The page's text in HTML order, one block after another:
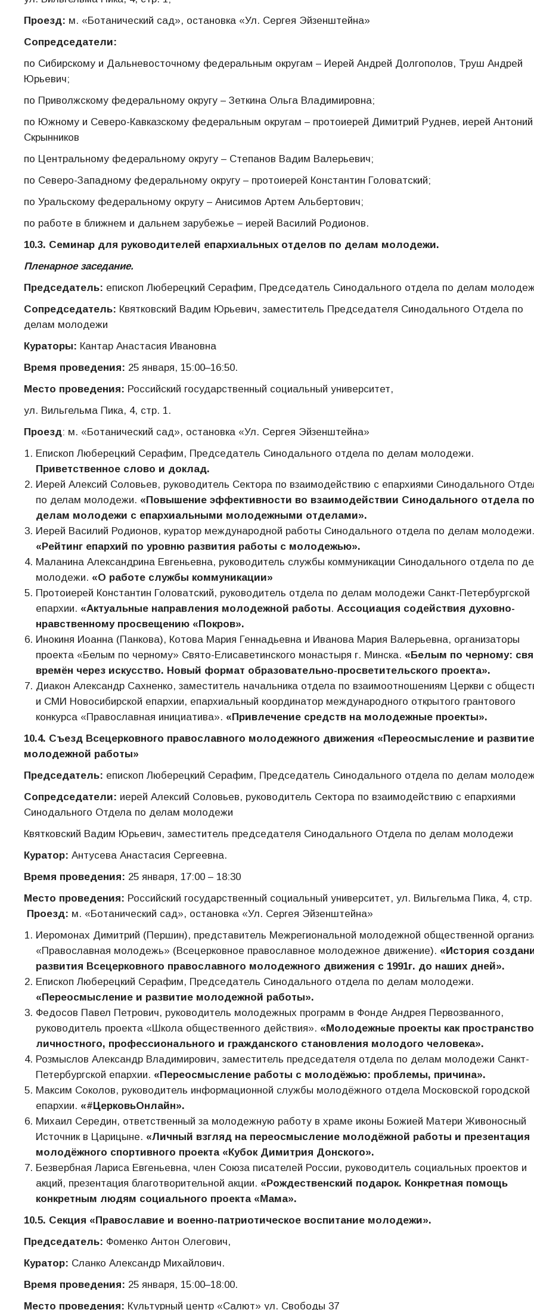
Проезд: м. «Ботанический сад», остановка «Ул. Сергея Эйзенштейна»
Сопредседатели:
по Сибирскому и Дальневосточному федеральным округам – Иерей Андрей Долгополов, Труш Андрей
Юрьевич;
по Приволжскому федеральному округу – Зеткина Ольга Владимировна;
по Южному и Северо-Кавказскому федеральным округам – протоиерей Димитрий Руднев, иерей Антоний
Скрынников
по Центральному федеральному округу – Степанов Вадим Валерьевич;
по Северо-Западному федеральному округу – протоиерей Константин Головатский;
по Уральскому федеральному округу – Анисимов Артем Альбертович;
по работе в ближнем и дальнем зарубежье – иерей Василий Родионов.
10.3. Семинар для руководителей епархиальных отделов по делам молодежи.
Пленарное заседание.
Председатель: епископ Люберецкий Серафим, Председатель Синодального отдела по делам
Сопредседатель: Квятковский Вадим Юрьевич, заместитель Председателя Синодального Отдела по
делам молодежи
Кураторы: Кантар Анастасия Ивановна
Время проведения: 25 января, 15:00–16:50.
Место проведения: Российский государственный социальный университет,
ул. Вильгельма Пика, 4, стр. 1.
Проезд: м. «Ботанический сад», остановка «Ул. Сергея Эйзенштейна»
Епископ Люберецкий Серафим, Председатель Синодального отдела по делам молодежи.
Приветственное слово и доклад.
Иерей Алексий Соловьев, руководитель Сектора по взаимодействию с епархиями Синодального
по делам молодежи. «Повышение эффективности во взаимодействии Синодального отдела по
делам молодежи с епархиальными молодежными отделами».
Иерей Василий Родионов, куратор международной работы Синодального отдела по делам молодежи.
«Рейтинг епархий по уровню развития работы с молодежью».
Маланина Александрина Евгеньевна, руководитель службы коммуникации Синодального отдела по
молодежи. «О работе службы коммуникации»
Протоиерей Константин Головатский, руководитель отдела по делам молодежи Санкт-Петербургской
епархии. «Актуальные направления молодежной работы. Ассоциация содействия духовно-
нравственному просвещению «Покров».
Инокиня Иоанна (Панкова), Котова Мария Геннадьевна и Иванова Мария Валерьевна, организаторы
проекта «Белым по черному» Свято-Елисаветинского монастыря г. Минска. «Белым по черному:
времён через искусство. Новый формат образовательно-просветительского проекта».
Диакон Александр Сахненко, заместитель начальника отдела по взаимоотношениям Церкви с
и СМИ Новосибирской епархии, епархиальный координатор международного открытого грантового
конкурса «Православная инициатива». «Привлечение средств на молодежные проекты».
10.4. Съезд Всецерковного православного молодежного движения «Переосмысление и развитие
молодежной работы»
Председатель: епископ Люберецкий Серафим, Председатель Синодального отдела по делам
Сопредседатели: иерей Алексий Соловьев, руководитель Сектора по взаимодействию с епархиями
Синодального Отдела по делам молодежи
Квятковский Вадим Юрьевич, заместитель председателя Синодального Отдела по делам молодежи
Куратор: Антусева Анастасия Сергеевна.
Время проведения: 25 января, 17:00 – 18:30
Место проведения: Российский государственный социальный университет, ул. Вильгельма Пика, 4, стр.
Проезд: м. «Ботанический сад», остановка «Ул. Сергея Эйзенштейна»
Иеромонах Димитрий (Першин), представитель Межрегиональной молодежной общественной
«Православная молодежь» (Всецерковное православное молодежное движение). «История
развития Всецерковного православного молодежного движения с 1991г. до наших дней».
Епископ Люберецкий Серафим, Председатель Синодального отдела по делам молодежи.
«Переосмысление и развитие молодежной работы».
Федосов Павел Петрович, руководитель молодежных программ в Фонде Андрея Первозванного,
руководитель проекта «Школа общественного действия». «Молодежные проекты как пространство
личностного, профессионального и гражданского становления молодого человека».
Розмыслов Александр Владимирович, заместитель председателя отдела по делам молодежи Санкт-
Петербургской епархии. «Переосмысление работы с молодёжью: проблемы, причина».
Максим Соколов, руководитель информационной службы молодёжного отдела Московской городской
епархии. «#ЦерковьОнлайн».
Михаил Середин, ответственный за молодежную работу в храме иконы Божией Матери Живоносный
Источник в Царицыне. «Личный взгляд на переосмысление молодёжной работы и презентация
молодёжного спортивного проекта «Кубок Димитрия Донского».
Безвербная Лариса Евгеньевна, член Союза писателей России, руководитель социальных проектов и
акций, презентация благотворительной акции. «Рождественский подарок. Конкретная помощь
конкретным людям социального проекта «Мама».
10.5. Секция «Православие и военно-патриотическое воспитание молодежи».
Председатель: Фоменко Антон Олегович,
Куратор: Сланко Александр Михайлович.
Время проведения: 25 января, 15:00–18:00.
Место проведения: Культурный центр «Салют» ул. Свободы 37